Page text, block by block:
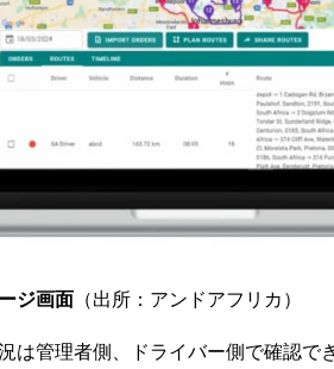
ジ画面 （出所：アンドアフリカ）
は管理者側、ドライバー側で確認で